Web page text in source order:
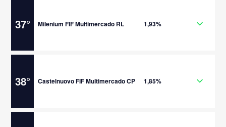
37° Milenium FIF Multimercado RL 1,93%
38° Castelnuovo FIF Multimercado CP 1,85%